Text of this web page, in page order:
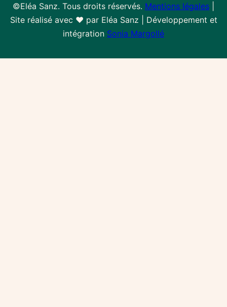
©Eléa Sanz. Tous droits réservés. Mentions légales
Site réalisé avec ❤ par Eléa Sanz | Développement et
intégration Sonia Margollé